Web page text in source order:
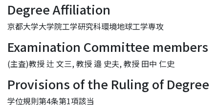
Degree Affiliation
京都大学大学院工学研究科環境地球工学専攻
Examination Committee members
(主査)教授 辻 文三, 教授 邉 史夫, 教授 田中 仁史
Provisions of the Ruling of Degree
学位規則第4条第1項該当